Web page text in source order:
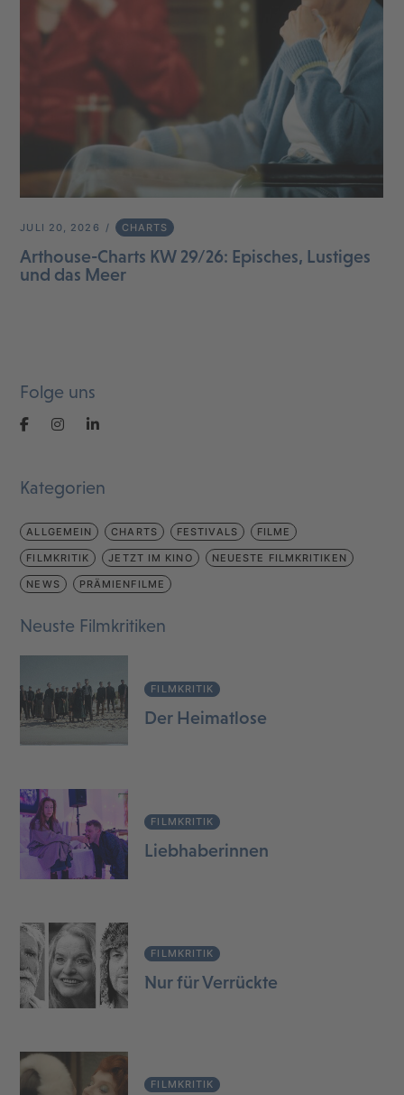
JULI 20, 2026 CHARTS
Arthouse-Charts KW 29/26: Episches, Lustiges
und das Meer
Folge uns
Kategorien
ALLGEMEIN CHARTS FESTIVALS FILME
FILMKRITIK JETZT IM KINO NEUESTE FILMKRITIKEN
NEWS PRÄMIENFILME
Neuste Filmkritiken
FILMKRITIK
Der Heimatlose
FILMKRITIK
Liebhaberinnen
FILMKRITIK
Nur für Verrückte
FILMKRITIK